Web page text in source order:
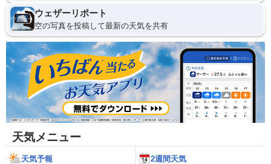
ウェザーリポート
空の写真を投稿して最新の天気を共有
天気メニュー
天気予報 2週間天気